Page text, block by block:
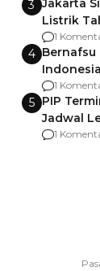
3 Jakarta
Listrik
Kena
1
4 Bernafsu
1
5 PIP
Jadwal
agar
1